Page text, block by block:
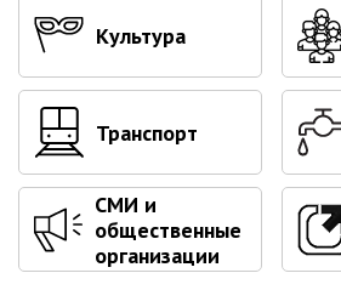
Финансовое
О финансовом
Управление по
контрольной работе
Управление
собственности
Об управлении
собственности
Отдел экономики
Культура
Транспорт
СМИ и
общественные
организации